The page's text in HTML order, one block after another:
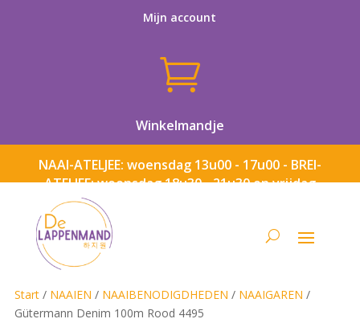
Mijn account

Winkelmandje
NAAI-ATELJEE: woensdag 13u00 - 17u00 - BREI-
ATELJEE: woensdag 18u30 - 21u30 en vrijdag
Start/ NAAIEN / NAAIBENODIGDHEDEN / NAAIGAREN /
Gütermann Denim 100m Rood 4495